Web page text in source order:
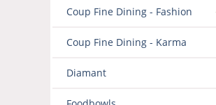
Coup Fine Dining - Fashion
Coup Fine Dining - Karma
Diamant